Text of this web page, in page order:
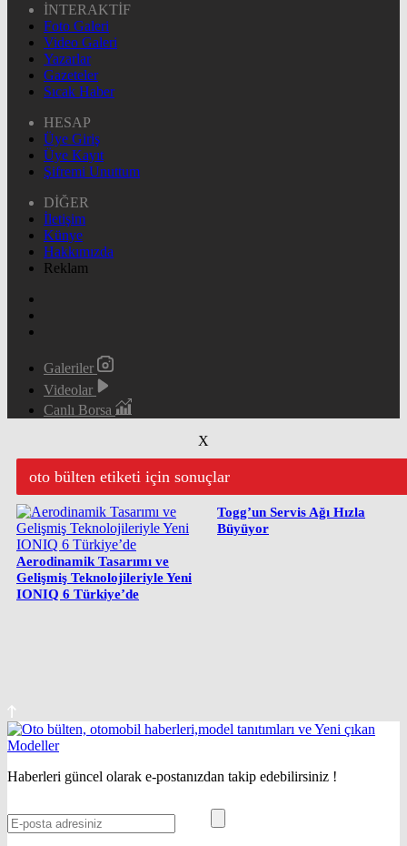
İNTERAKTİF
Foto Galeri
Video Galeri
Yazarlar
Gazeteler
Sıcak Haber
HESAP
Üye Giriş
Üye Kayıt
Şifremi Unuttum
DİĞER
İletişim
Künye
Hakkımızda
Reklam
Galeriler
Videolar
Canlı Borsa
X
oto bülten etiketi için sonuçlar
Aerodinamik Tasarımı ve
Gelişmiş Teknolojileriyle Yeni
IONIQ 6 Türkiye’de
Togg’un Servis Ağı Hızla
Büyüyor
Haberleri güncel olarak e-postanızdan takip edebilirsiniz !